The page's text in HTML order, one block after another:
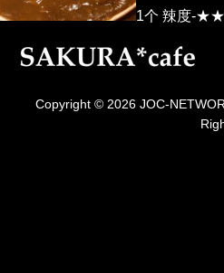
1个 辣度-
Copyright © 2026 JOC-